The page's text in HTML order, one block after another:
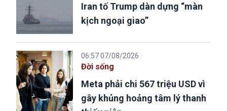
Iran tố Trump dàn dựng “màn
kịch ngoại giao”
06:57 07/08/2026
Đời sống
Meta phải chi 567 triệu USD vì
gây khủng hoảng tâm lý thanh